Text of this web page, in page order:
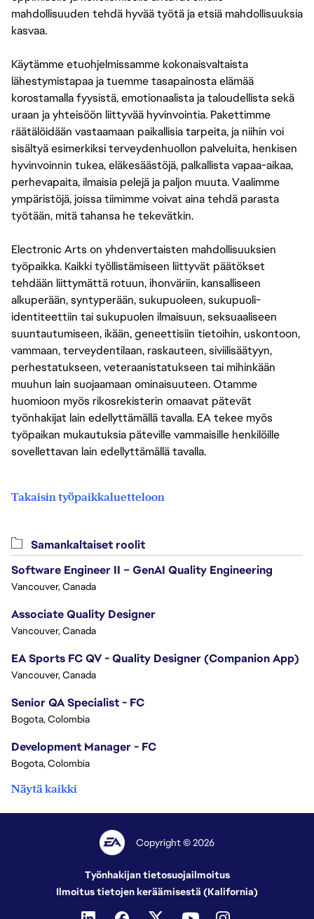
mahdollisuuden tehdä hyvää työtä ja etsiä mahdollisuuksia
kasvaa.
Käytämme etuohjelmissamme kokonaisvaltaista
lähestymistapaa ja tuemme tasapainosta elämää
korostamalla fyysistä, emotionaalista ja taloudellista sekä
uraan ja yhteisöön liittyvää hyvinvointia. Pakettimme
räätälöidään vastaamaan paikallisia tarpeita, ja niihin voi
sisältyä esimerkiksi terveydenhuollon palveluita, henkisen
hyvinvoinnin tukea, eläkesäästöjä, palkallista vapaa-aikaa,
perhevapaita, ilmaisia pelejä ja paljon muuta. Vaalimme
ympäristöjä, joissa tiimimme voivat aina tehdä parasta
työtään, mitä tahansa he tekevätkin.
Electronic Arts on yhdenvertaisten mahdollisuuksien
työpaikka. Kaikki työllistämiseen liittyvät päätökset
tehdään liittymättä rotuun, ihonväriin, kansalliseen
alkuperään, syntyperään, sukupuoleen, sukupuoli-
identiteettiin tai sukupuolen ilmaisuun, seksuaaliseen
suuntautumiseen, ikään, geneettisiin tietoihin, uskontoon,
vammaan, terveydentilaan, raskauteen, siviilisäätyyn,
perhestatukseen, veteraanistatukseen tai mihinkään
muuhun lain suojaamaan ominaisuuteen. Otamme
huomioon myös rikosrekisterin omaavat pätevät
työnhakijat lain edellyttämällä tavalla. EA tekee myös
työpaikan mukautuksia päteville vammaisille henkilöille
sovellettavan lain edellyttämällä tavalla.
Takaisin työpaikkaluetteloon
Samankaltaiset roolit
Software Engineer II – GenAI Quality Engineering
Vancouver, Canada
Associate Quality Designer
Vancouver, Canada
EA Sports FC QV - Quality Designer (Companion App)
Vancouver, Canada
Senior QA Specialist - FC
Bogota, Colombia
Development Manager - FC
Bogota, Colombia
Näytä kaikki
Copyright © 2026
Työnhakijan tietosuojailmoitus
Ilmoitus tietojen keräämisestä (Kalifornia)